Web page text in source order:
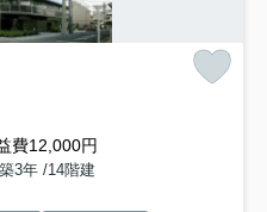
費12,000円
3年 /14階建